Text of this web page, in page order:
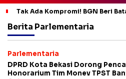
Tak Ada Kompromi! BGN Beri
Berita Parlementaria
Parlementaria
DPRD Kota Bekasi Dorong
Honorarium Tim Monev TPST